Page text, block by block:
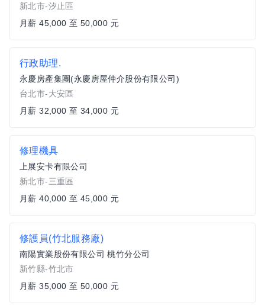
新北市-汐止區
月薪 45,000 至 50,000 元
行政助理.
永慶房產集團(永慶房屋仲介股份有限公司)
台北市-大安區
月薪 32,000 至 34,000 元
修理機具
上展安卡有限公司
新北市-三重區
月薪 40,000 至 45,000 元
修護員(竹北服務廠)
南陽實業股份有限公司 桃竹分公司
新竹縣-竹北市
月薪 35,000 至 50,000 元